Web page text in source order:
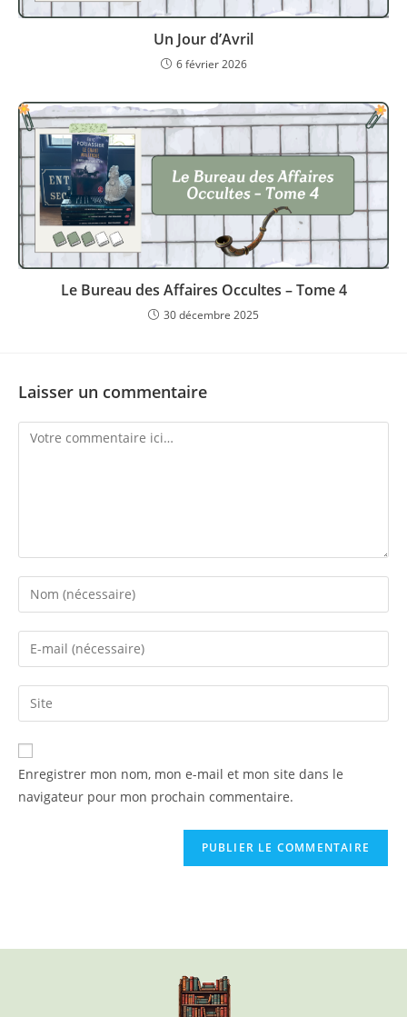
Un Jour d’Avril
6 février 2026
Le Bureau des Affaires Occultes – Tome 4
30 décembre 2025
Laisser un commentaire
Enregistrer mon nom, mon e-mail et mon site dans le
navigateur pour mon prochain commentaire.